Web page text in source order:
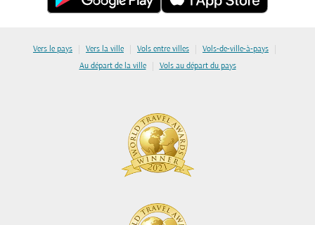
Vers le pays | Vers la ville | Vols entre villes | Vols-de-ville-à-pays |
Au départ de la ville | Vols au départ du pays